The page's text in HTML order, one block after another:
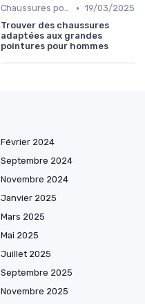
Chaussures pour Conditions Spécifiques • 19/03/2025
Trouver des chaussures
adaptées aux grandes
pointures pour hommes
Février 2024
Septembre 2024
Novembre 2024
Janvier 2025
Mars 2025
Mai 2025
Juillet 2025
Septembre 2025
Novembre 2025